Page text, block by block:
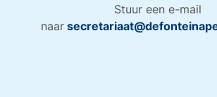
Stuur een e-mail
naar